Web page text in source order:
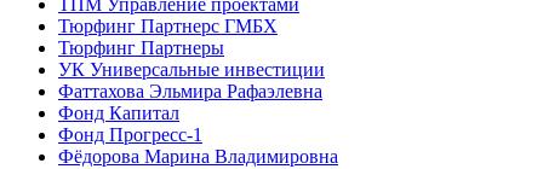
ТПМ Управление проектами
Тюрфинг Партнерс ГМБХ
Тюрфинг Партнеры
УК Универсальные инвестиции
Фаттахова Эльмира Рафаэлевна
Фонд Капитал
Фонд Прогресс-1
Фёдорова Марина Владимировна